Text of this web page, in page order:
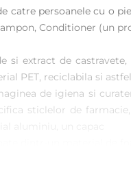
persoanele cu o
Conditioner (un
extract de
PET, reciclabila si
de igiena si
sticlelor de